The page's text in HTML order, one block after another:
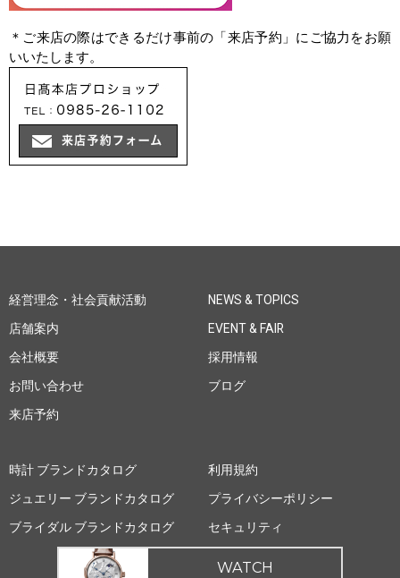
＊ご来店の際はできるだけ事前の「来店予約」にご協力をお願
いいたします。
経営理念・社会貢献活動
店舗案内
会社概要
お問い合わせ
来店予約
NEWS & TOPICS
EVENT & FAIR
採用情報
ブログ
時計 ブランドカタログ
ジュエリー ブランドカタログ
ブライダル ブランドカタログ
利用規約
プライバシーポリシー
セキュリティ
WATCH